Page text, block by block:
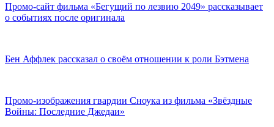
Промо-сайт фильма «Бегущий по лезвию 2049» рассказывает
о событиях после оригинала
Бен Аффлек рассказал о своём отношении к роли Бэтмена
Промо-изображения гвардии Сноука из фильма «Звёздные
Войны: Последние Джедаи»